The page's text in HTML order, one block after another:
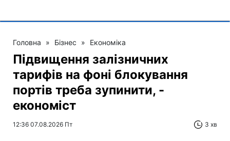
Головна » Бізнес » Економіка
Підвищення залізничних
тарифів на фоні блокування
портів треба зупинити, -
економіст
12:36 07.08.2026 Пт 3 хв